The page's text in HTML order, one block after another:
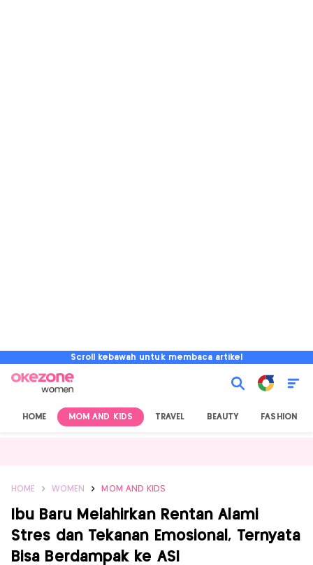
Scroll kebawah untuk membaca artikel
HOME MOM AND KIDS TRAVEL BEAUTY FASHION
HOME WOMEN MOM AND KIDS
Ibu Baru Melahirkan Rentan Alami
Stres dan Tekanan Emosional, Ternyata
Bisa Berdampak ke ASI